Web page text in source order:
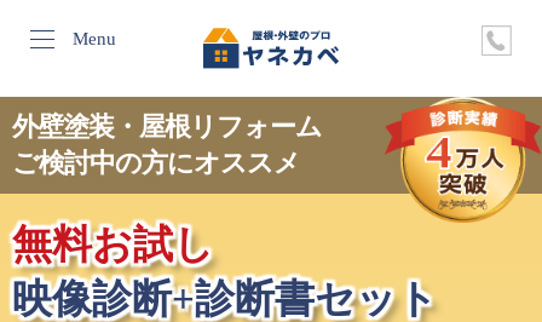
Menu
外壁塗装・屋根リフォーム
ご検討中の方にオススメ
無料お試し
映像診断+診断書セット